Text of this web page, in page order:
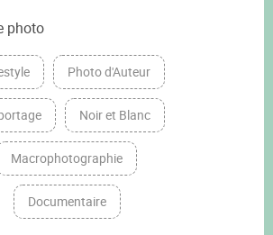
photo
Photo d'Auteur
Noir et Blanc
Macrophotographie
Documentaire